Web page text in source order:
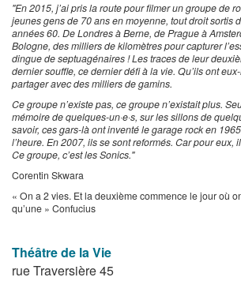
"En 2015, j’ai pris la route pour filmer un groupe de
jeunes gens de 70 ans en moyenne, tout droit sortis
années 60. De Londres à Berne, de Prague à
Bologne, des milliers de kilomètres pour capturer
dingue de septuagénaires ! Les traces de leur
dernier souffle, ce dernier défi à la vie. Qu’ils ont
partager avec des milliers de gamins.
Ce groupe n’existe pas, ce groupe n’existait plus.
mémoire de quelques-un·e·s, sur les sillons de
savoir, ces gars-là ont inventé le garage rock en
l’heure. En 2007, ils se sont reformés. Car pour eux,
Ce groupe, c’est les Sonics."
Corentin Skwara
« On a 2 vies. Et la deuxième commence le jour où
qu’une » Confucius
Théâtre de la Vie
rue Traversière 45